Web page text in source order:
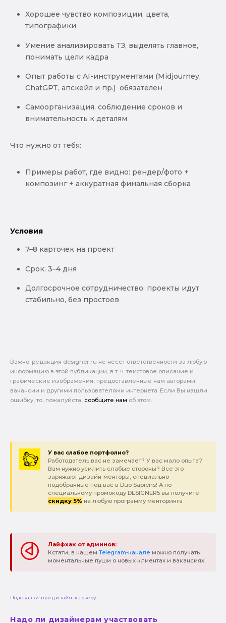
Хорошее чувство композиции, цвета,
типографики
Умение анализировать ТЗ, выделять главное,
понимать цели кадра
Опыт работы с AI-инструментами (Midjourney,
ChatGPT, апскейл и пр.) обязателен
Самоорганизация, соблюдение сроков и
внимательность к деталям
Что нужно от тебя:
Примеры работ, где видно: рендер/фото +
композинг + аккуратная финальная сборка
Условия
7–8 карточек на проект
Срок: 3–4 дня
Долгосрочное сотрудничество: проекты идут
стабильно, без простоев
Важно: pедакция designer.ru не несет ответственности за любую
информацию в этой публикации, в т. ч. текстовое описание и
графические изображения, предоставленные нам авторами
вакансии и другими пользователями интернета. Если Вы нашли
ошибку, то, пожалуйста, сообщите нам об этом.
У вас слабое портфолио?
Работодатель вас не замечает? У вас мало опыта?
Вам нужно усилить слабые стороны? Все это
заряжают дизайн-менторы, специально
подобранные под вас в Duo Sapiens! А по
специальному промокоду DESIGNER5 вы получите
скидку 5% на любую программу менторинга
Лайфхак от админов:
Кстати, в нашем Telegram-канале можно получать
моментальные пуши о новых клиентах и вакансиях
Подсказки про дизайн-карьеру:
Надо ли дизайнерам участвовать